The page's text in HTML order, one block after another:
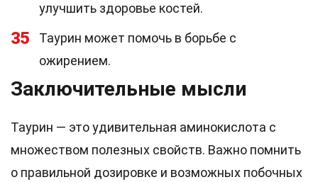
улучшить здоровье костей.
35
Таурин может помочь в борьбе с
ожирением.
Заключительные мысли
Таурин — это удивительная аминокислота с
множеством полезных свойств. Важно помнить
о правильной дозировке и возможных побочных